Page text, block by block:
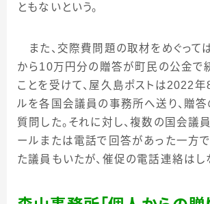
ともないという。
また、交際費問題の取材をめぐっては
から10万円分の贈答が町民の公金で
ことを受けて、屋久島ポストは2022年
ルを各国会議員の事務所へ送り、贈
質問した。それに対し、複数の国会議
ールまたは電話で回答があった一方で
た議員もいたが、催促の電話連絡はし